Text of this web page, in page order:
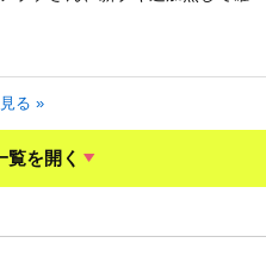
る »
覧を開く